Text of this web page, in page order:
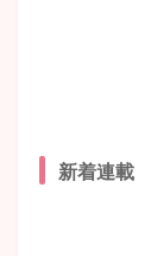
新着連載